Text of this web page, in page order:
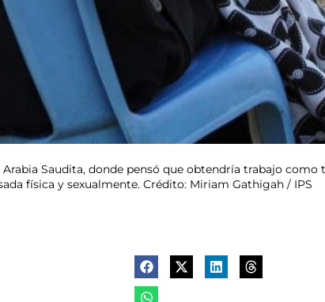
Saudita, donde pensó que obtendría trabajo
física y sexualmente. Crédito: Miriam Gathigah / IPS